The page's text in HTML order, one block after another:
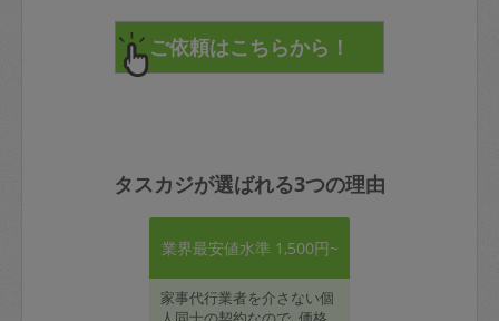
タスカジが選ばれる3つの理由
業界最安値水準 1,500円~
家事代行業者を介さない個